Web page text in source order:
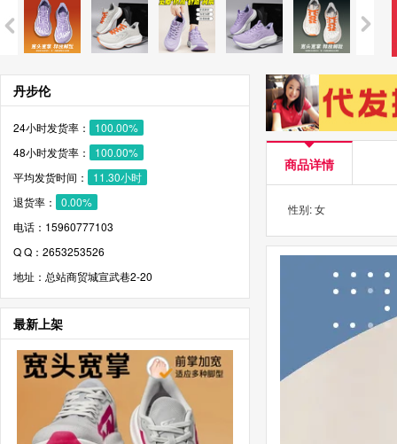
丹步伦
24小时发货率：
100.00%
48小时发货率：
100.00%
平均发货时间：
11.30小时
退货率：
0.00%
电话：15960777103
Q Q：2653253526
地址：总站商贸城宣武巷2-20
最新上架
商品详情
性别: 女